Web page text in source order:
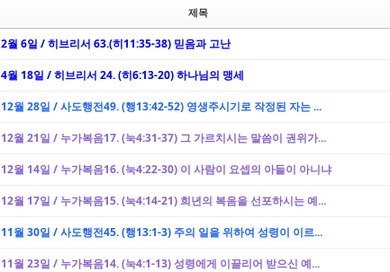
제목
2월 6일 / 히브리서 63.(히11:35-38) 믿음과 고난
4월 18일 / 히브리서 24. (히6:13-20) 하나님의 맹세
12월 28일 / 사도행전49. (행13:42-52) 영생주시기로 작정된 자는 ...
12월 21일 / 누가복음17. (눅4:31-37) 그 가르치시는 말씀이 권위가...
12월 14일 / 누가복음16. (눅4:22-30) 이 사람이 요셉의 아들이 아니냐
12월 17일 / 누가복음15. (눅4:14-21) 희년의 복음을 선포하시는 예...
11월 30일 / 사도행전45. (행13:1-3) 주의 일을 위하여 성령이 이르...
11월 23일 / 누가복음14. (눅4:1-13) 성령에게 이끌리어 받으신 예...